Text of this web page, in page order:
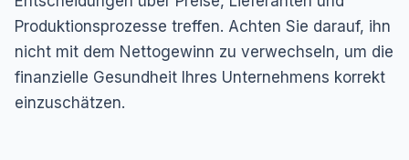
Produktionsprozesse treffen. Achten Sie darauf, ihn
nicht mit dem Nettogewinn zu verwechseln, um die
finanzielle Gesundheit Ihres Unternehmens korrekt
einzuschätzen.